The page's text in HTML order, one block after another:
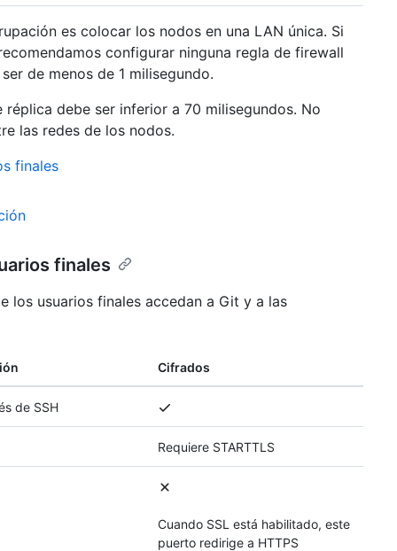
es colocar los nodos en una LAN única. Si
configurar ninguna regla de firewall
de menos de 1 milisegundo.
debe ser inferior a 70 milisegundos. No
las redes de los nodos.
finales
finales
los usuarios finales accedan a Git y a las
Cifrados
de SSH
Requiere STARTTLS
Cuando SSL está habilitado, este
puerto redirige a HTTPS